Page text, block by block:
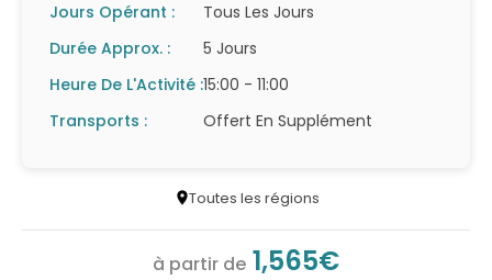
Jours Opérant :
Tous Les Jours
Durée Approx. :
5 Jours
Heure De L'Activité :15:00 - 11:00
Transports :
Offert En Supplément
Toutes les régions
à partir de 1,565€